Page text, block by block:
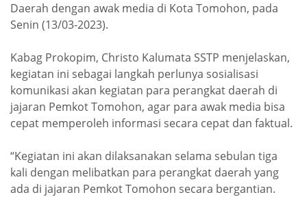
Daerah dengan awak media di Kota Tomohon, pada
Senin (13/03-2023).
Kabag Prokopim, Christo Kalumata SSTP menjelaskan,
kegiatan ini sebagai langkah perlunya sosialisasi
komunikasi akan kegiatan para perangkat daerah di
jajaran Pemkot Tomohon, agar para awak media bisa
cepat memperoleh informasi secara cepat dan faktual.
“Kegiatan ini akan dilaksanakan selama sebulan tiga
kali dengan melibatkan para perangkat daerah yang
ada di jajaran Pemkot Tomohon secara bergantian.